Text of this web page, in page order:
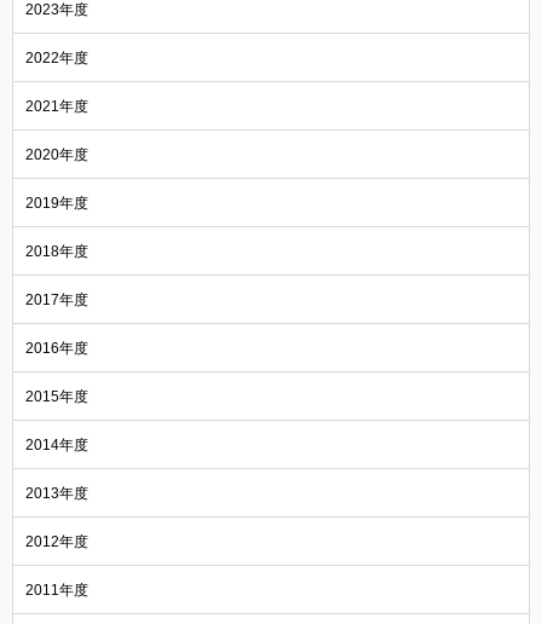
2023年度
2022年度
2021年度
2020年度
2019年度
2018年度
2017年度
2016年度
2015年度
2014年度
2013年度
2012年度
2011年度